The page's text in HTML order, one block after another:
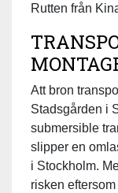
Rutten från
Att bron
Stadsgården i
submersible
slipper en
i Stockholm.
risken